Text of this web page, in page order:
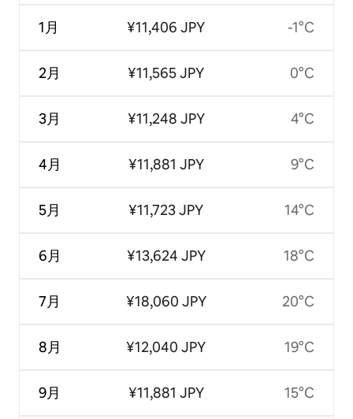
1月
2月
3月
4月
5月
6月
7月
8月
9月
¥11,406 JPY
¥11,565 JPY
¥11,248 JPY
¥11,881 JPY
¥11,723 JPY
¥13,624 JPY
¥18,060 JPY
¥12,040 JPY
¥11,881 JPY
-1°C
0°C
4°C
9°C
14°C
18°C
20°C
19°C
15°C